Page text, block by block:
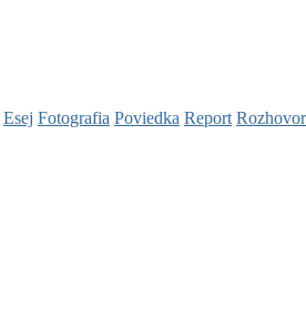
Esej Fotografia Poviedka Report Rozhovor